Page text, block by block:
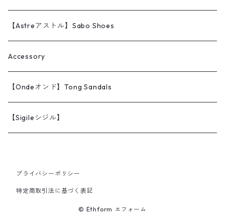
【Astreアストル】Sabo Shoes
Accessory
【Ondeオンド】Tong Sandals
【Sigileシジル】
プライバシーポリシー
特定商取引法に基づく表記
© Ethform エフォーム